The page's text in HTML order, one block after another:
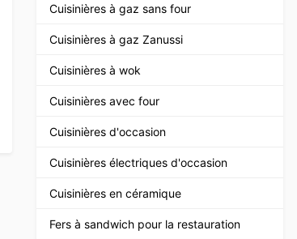
Cuisinières à gaz sans four
Cuisinières à gaz Zanussi
Cuisinières à wok
Cuisinières avec four
Cuisinières d'occasion
Cuisinières électriques d'occasion
Cuisinières en céramique
Fers à sandwich pour la restauration